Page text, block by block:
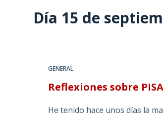
Día 15 de
GENERAL
Reflexiones sobre
He tenido hace unos días la